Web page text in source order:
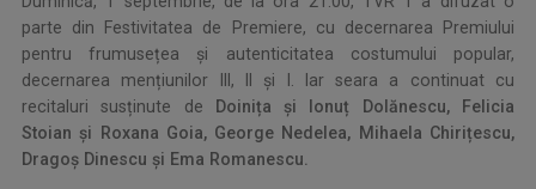
parte din Festivitatea de Premiere, cu decernarea Premiului
pentru frumusețea și autenticitatea costumului popular,
decernarea mențiunilor III, II și I. Iar seara a continuat cu
recitaluri susținute de
Doinița și Ionuț Dolănescu, Felicia
Stoian și Roxana Goia, George Nedelea, Mihaela Chirițescu,
Dragoș Dinescu și Ema Romanescu.